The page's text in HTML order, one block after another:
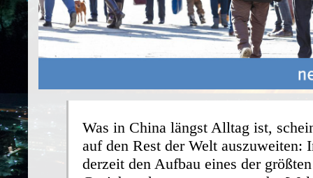
Was in China längst Alltag ist,
auf den Rest der Welt auszuweiten:
derzeit den Aufbau eines der größten